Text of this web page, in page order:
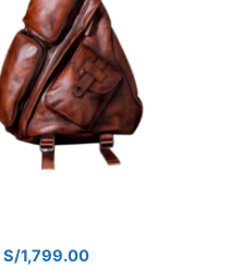
S/1,799.00